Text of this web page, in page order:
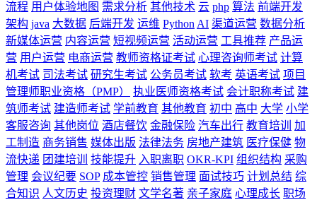
流程 用户体验地图 需求分析 其他技术 云 php 算法 前端开发
架构 java 大数据 后端开发 运维 Python AI 渠道运营 数据分析
新媒体运营 内容运营 短视频运营 活动运营 工具推荐 产品运
营 用户运营 电商运营 教师资格证考试 心理咨询师考试 计算
机考试 司法考试 研究生考试 公务员考试 软考 英语考试 项目
管理师职业资格（PMP）
执业医师资格考试 会计职称考试 建
筑师考试 建造师考试 学前教育 其他教育 初中 高中 大学 小学
客服咨询 其他岗位 酒店餐饮 金融保险 汽车出行 教育培训
加
工制造 商务销售 媒体出版 法律法务 房地产建筑 医疗保健 物
流快递 团建培训 技能提升 入职离职 OKR-KPI 组织结构 采购
管理 会议纪要 SOP 成本管控 销售管理 面试技巧 计划总结 综
合知识 人文历史 投资理财 文学名著 亲子家庭 心理成长 职场